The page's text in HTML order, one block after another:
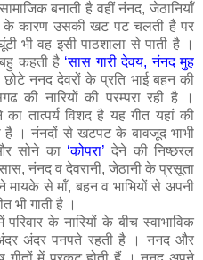
बनाती है वहीं नंनद, जेठानियॉं
के कारण उसकी खट पट चलती है पर
भी वह इसी पाठशाला से पाती है ।
कहती है ‘सास गारी देवय, नंनद मुह
ननद देवरों के प्रति भाई बहन की
की नारियों की परम्परा रही है ।
तात्पर्य विशद है यह गीत यहां की
है । नंनदों से खटपट के बावजूद भाभी
सोने का ‘कोपरा’ देने की निष्छरल
नंनद व देवरानी, जेठानी के प्रसूता
मायके से मॉं, बहन व भाभियों से अपनी
भी गाती है ।
के नारियों के बीच स्वाभाविक
अंदर अंदर पनपते रहती है । ननद और